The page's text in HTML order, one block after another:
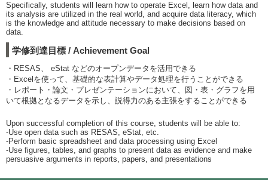
Specifically, students will learn how to operate Excel, learn how data and
its analysis are utilized in the real world, and acquire data literacy, which
is the knowledge and attitude necessary to make decisions based on
data.
学修到達目標 / Achievement Goal
・RESAS、 eStat などのオープンデータを活用できる
・Excelを使って、基礎的な表計算やデータ処理を行うことができる
・レポート・論文・プレゼンテーションにおいて、図・表・グラフを用
いて根拠となるデータを示し、説得力のある主張をすることができる
Upon successful completion of this course, students will be able to:
-Use open data such as RESAS, eStat, etc.
-Perform basic spreadsheet and data processing using Excel
-Use figures, tables, and graphs to present data as evidence and make
persuasive arguments in reports, papers, and presentations